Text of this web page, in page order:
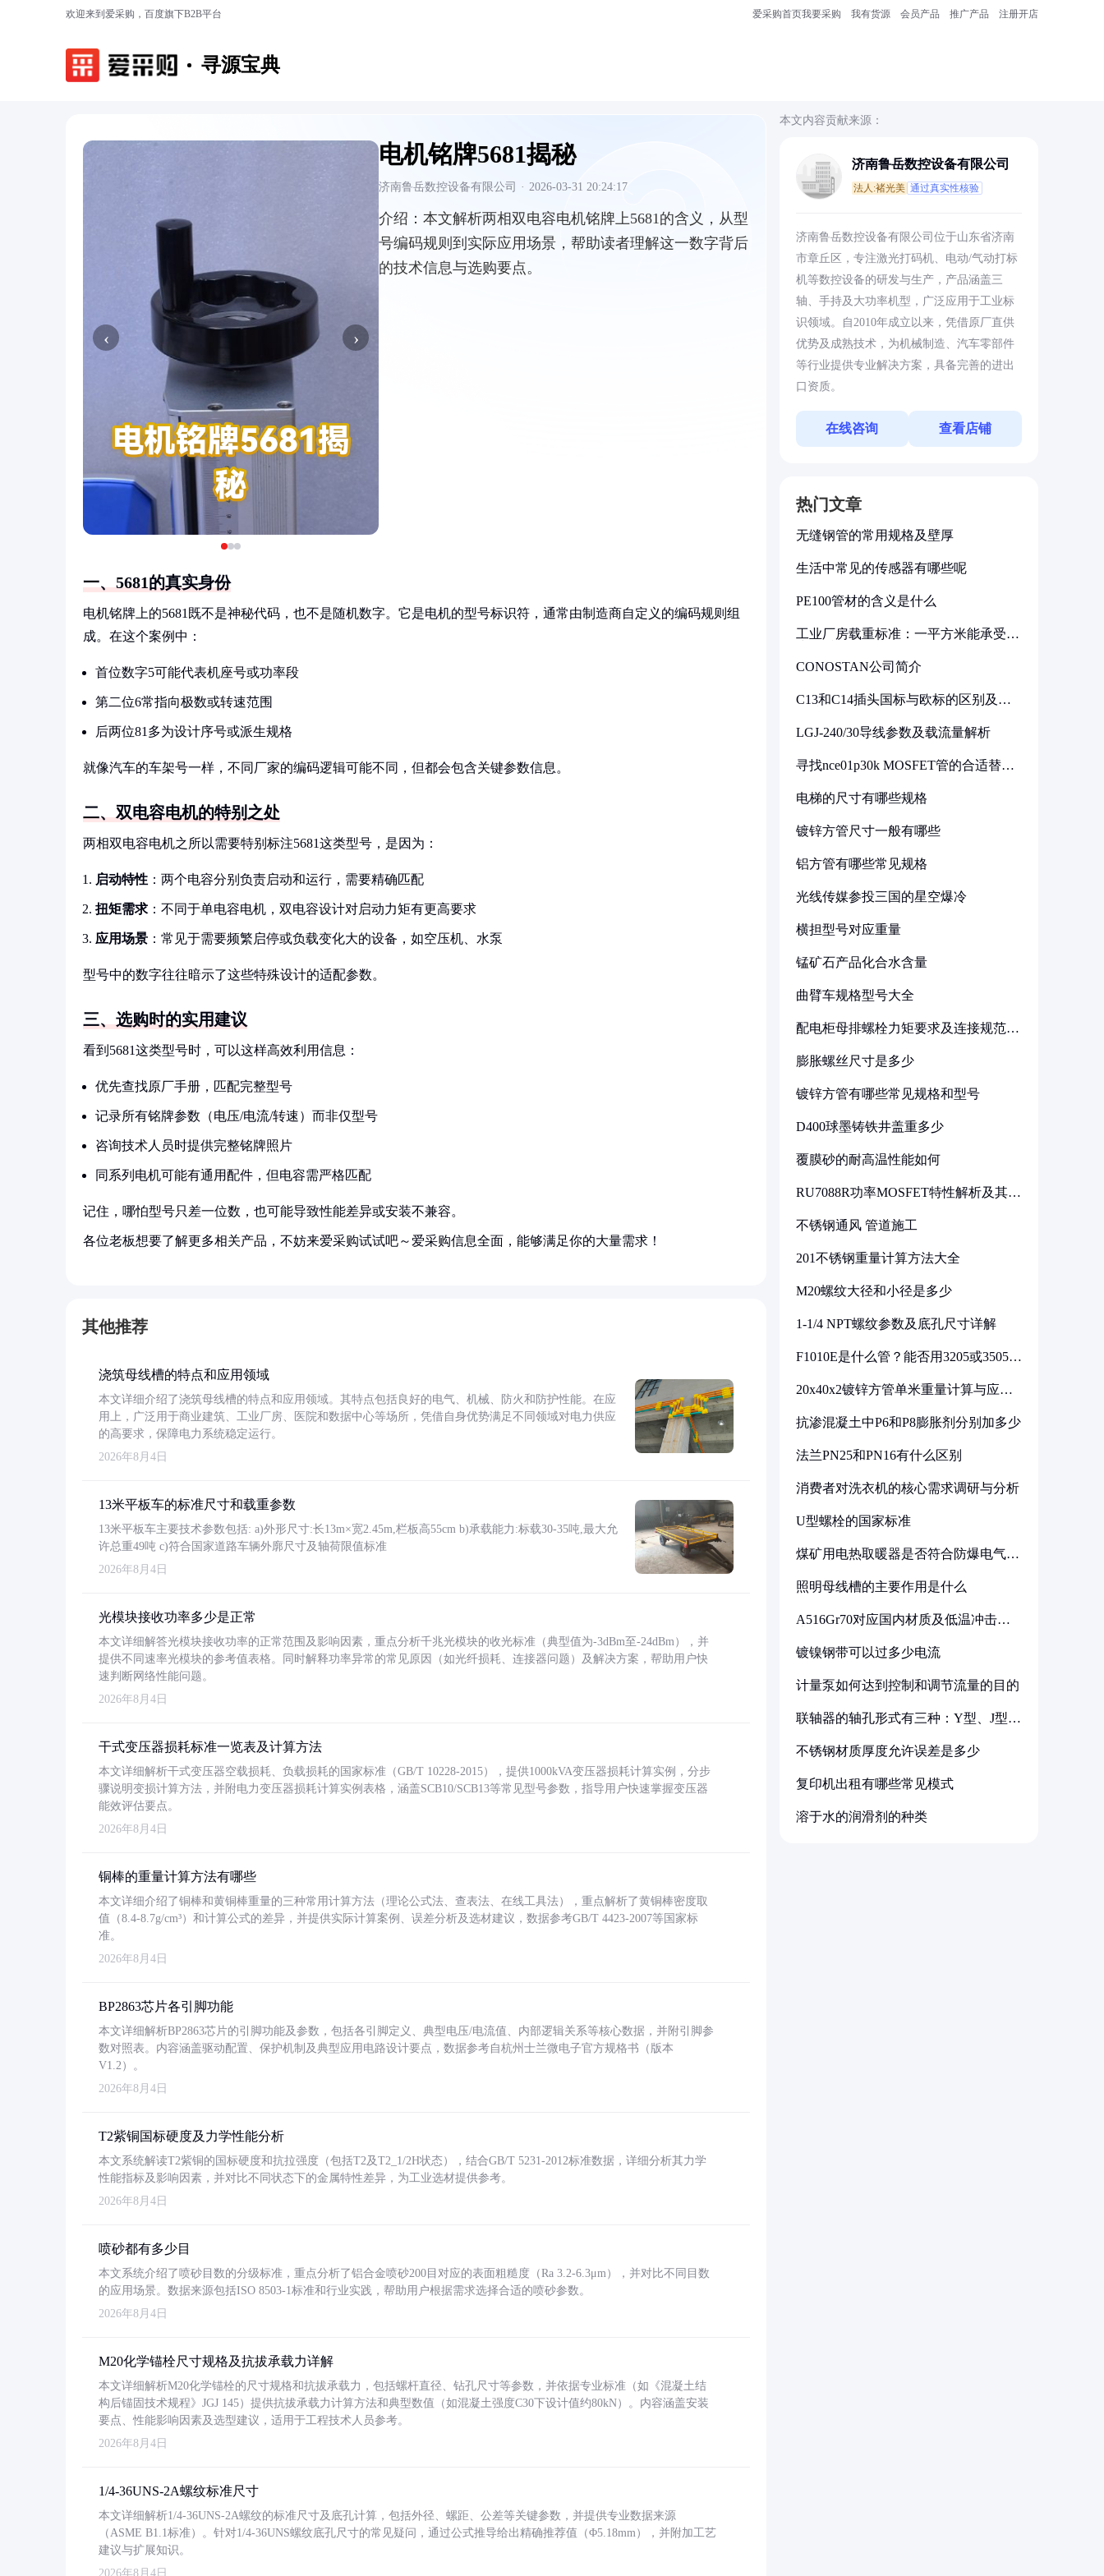
欢迎来到爱采购，百度旗下B2B平台 爱采购首页我要采购 我有货源 会员产品 推广产品 注册开店
寻源宝典
‹ ›
电机铭牌5681揭秘
济南鲁岳数控设备有限公司 · 2026-03-31 20:24:17
介绍： 本文解析两相双电容电机铭牌上5681的含义，从型
号编码规则到实际应用场景，帮助读者理解这一数字背后
的技术信息与选购要点。
一、5681的真实身份
电机铭牌上的5681既不是神秘代码，也不是随机数字。它是电机的型号标识符，通常由制造商自定义的编码规则组
成。在这个案例中：
首位数字5可能代表机座号或功率段
第二位6常指向极数或转速范围
后两位81多为设计序号或派生规格
就像汽车的车架号一样，不同厂家的编码逻辑可能不同，但都会包含关键参数信息。
二、双电容电机的特别之处
两相双电容电机之所以需要特别标注5681这类型号，是因为：
启动特性 ：两个电容分别负责启动和运行，需要精确匹配
扭矩需求 ：不同于单电容电机，双电容设计对启动力矩有更高要求
应用场景 ：常见于需要频繁启停或负载变化大的设备，如空压机、水泵
型号中的数字往往暗示了这些特殊设计的适配参数。
三、选购时的实用建议
看到5681这类型号时，可以这样高效利用信息：
优先查找原厂手册，匹配完整型号
记录所有铭牌参数（电压/电流/转速）而非仅型号
咨询技术人员时提供完整铭牌照片
同系列电机可能有通用配件，但电容需严格匹配
记住，哪怕型号只差一位数，也可能导致性能差异或安装不兼容。
各位老板想要了解更多相关产品，不妨来爱采购试试吧～爱采购信息全面，能够满足你的大量需求！
其他推荐
浇筑母线槽的特点和应用领域
本文详细介绍了浇筑母线槽的特点和应用领域。其特点包括良好的电气、机械、防火和防护性能。在应
用上，广泛用于商业建筑、工业厂房、医院和数据中心等场所，凭借自身优势满足不同领域对电力供应
的高要求，保障电力系统稳定运行。
2026年8月4日
13米平板车的标准尺寸和载重参数
13米平板车主要技术参数包括: a)外形尺寸:长13m×宽2.45m,栏板高55cm b)承载能力:标载30-35吨,最大允
许总重49吨 c)符合国家道路车辆外廓尺寸及轴荷限值标准
2026年8月4日
光模块接收功率多少是正常
本文详细解答光模块接收功率的正常范围及影响因素，重点分析千兆光模块的收光标准（典型值为-3dBm至-24dBm），并
提供不同速率光模块的参考值表格。同时解释功率异常的常见原因（如光纤损耗、连接器问题）及解决方案，帮助用户快
速判断网络性能问题。
2026年8月4日
干式变压器损耗标准一览表及计算方法
本文详细解析干式变压器空载损耗、负载损耗的国家标准（GB/T 10228-2015），提供1000kVA变压器损耗计算实例，分步
骤说明变损计算方法，并附电力变压器损耗计算实例表格，涵盖SCB10/SCB13等常见型号参数，指导用户快速掌握变压器
能效评估要点。
2026年8月4日
铜棒的重量计算方法有哪些
本文详细介绍了铜棒和黄铜棒重量的三种常用计算方法（理论公式法、查表法、在线工具法），重点解析了黄铜棒密度取
值（8.4-8.7g/cm³）和计算公式的差异，并提供实际计算案例、误差分析及选材建议，数据参考GB/T 4423-2007等国家标
准。
2026年8月4日
BP2863芯片各引脚功能
本文详细解析BP2863芯片的引脚功能及参数，包括各引脚定义、典型电压/电流值、内部逻辑关系等核心数据，并附引脚参
数对照表。内容涵盖驱动配置、保护机制及典型应用电路设计要点，数据参考自杭州士兰微电子官方规格书（版本
V1.2）。
2026年8月4日
T2紫铜国标硬度及力学性能分析
本文系统解读T2紫铜的国标硬度和抗拉强度（包括T2及T2_1/2H状态），结合GB/T 5231-2012标准数据，详细分析其力学
性能指标及影响因素，并对比不同状态下的金属特性差异，为工业选材提供参考。
2026年8月4日
喷砂都有多少目
本文系统介绍了喷砂目数的分级标准，重点分析了铝合金喷砂200目对应的表面粗糙度（Ra 3.2-6.3μm），并对比不同目数
的应用场景。数据来源包括ISO 8503-1标准和行业实践，帮助用户根据需求选择合适的喷砂参数。
2026年8月4日
M20化学锚栓尺寸规格及抗拔承载力详解
本文详细解析M20化学锚栓的尺寸规格和抗拔承载力，包括螺杆直径、钻孔尺寸等参数，并依据专业标准（如《混凝土结
构后锚固技术规程》JGJ 145）提供抗拔承载力计算方法和典型数值（如混凝土强度C30下设计值约80kN）。内容涵盖安装
要点、性能影响因素及选型建议，适用于工程技术人员参考。
2026年8月4日
1/4-36UNS-2A螺纹标准尺寸
本文详细解析1/4-36UNS-2A螺纹的标准尺寸及底孔计算，包括外径、螺距、公差等关键参数，并提供专业数据来源
（ASME B1.1标准）。针对1/4-36UNS螺纹底孔尺寸的常见疑问，通过公式推导给出精确推荐值（Φ5.18mm），并附加工艺
建议与扩展知识。
2026年8月4日
本文内容贡献来源：
济南鲁岳数控设备有限公司
法人:褚光美 通过真实性核验
济南鲁岳数控设备有限公司位于山东省济南
市章丘区，专注激光打码机、电动/气动打标
机等数控设备的研发与生产，产品涵盖三
轴、手持及大功率机型，广泛应用于工业标
识领域。自2010年成立以来，凭借原厂直供
优势及成熟技术，为机械制造、汽车零部件
等行业提供专业解决方案，具备完善的进出
口资质。
在线咨询 查看店铺
热门文章
无缝钢管的常用规格及壁厚
生活中常见的传感器有哪些呢
PE100管材的含义是什么
工业厂房载重标准：一平方米能承受多
CONOSTAN公司简介
C13和C14插头国标与欧标的区别及其
LGJ-240/30导线参数及载流量解析
寻找nce01p30k MOSFET管的合适替代
电梯的尺寸有哪些规格
镀锌方管尺寸一般有哪些
铝方管有哪些常见规格
光线传媒参投三国的星空爆冷
横担型号对应重量
锰矿石产品化合水含量
曲臂车规格型号大全
配电柜母排螺栓力矩要求及连接规范详
膨胀螺丝尺寸是多少
镀锌方管有哪些常见规格和型号
D400球墨铸铁井盖重多少
覆膜砂的耐高温性能如何
RU7088R功率MOSFET特性解析及其在
不锈钢通风 管道施工
201不锈钢重量计算方法大全
M20螺纹大径和小径是多少
1-1/4 NPT螺纹参数及底孔尺寸详解
F1010E是什么管？能否用3205或3505代
20x40x2镀锌方管单米重量计算与应用
抗渗混凝土中P6和P8膨胀剂分别加多少
法兰PN25和PN16有什么区别
消费者对洗衣机的核心需求调研与分析
U型螺栓的国家标准
煤矿用电热取暖器是否符合防爆电气设
照明母线槽的主要作用是什么
A516Gr70对应国内材质及低温冲击要
镀镍钢带可以过多少电流
计量泵如何达到控制和调节流量的目的
联轴器的轴孔形式有三种：Y型、J型、
不锈钢材质厚度允许误差是多少
复印机出租有哪些常见模式
溶于水的润滑剂的种类